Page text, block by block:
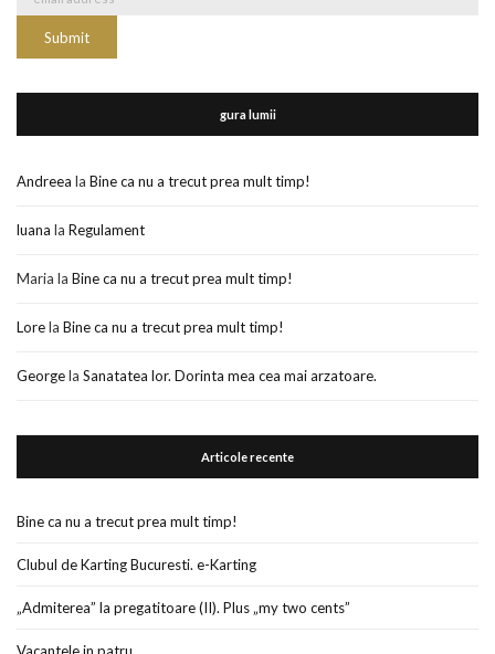
gura lumii
Andreea la Bine ca nu a trecut prea mult timp!
luana la Regulament
Maria la Bine ca nu a trecut prea mult timp!
Lorela Bine ca nu a trecut prea mult timp!
Georgela Sanatatea lor. Dorinta mea cea mai arzatoare.
Articole recente
Bine ca nu a trecut prea mult timp!
Clubul de Karting Bucuresti. e-Karting
„Admiterea” la pregatitoare (II). Plus „my two cents”